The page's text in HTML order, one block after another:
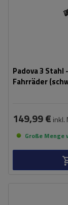
Padova 3
Fahrräder
149,99 € inkl.
Große Menge